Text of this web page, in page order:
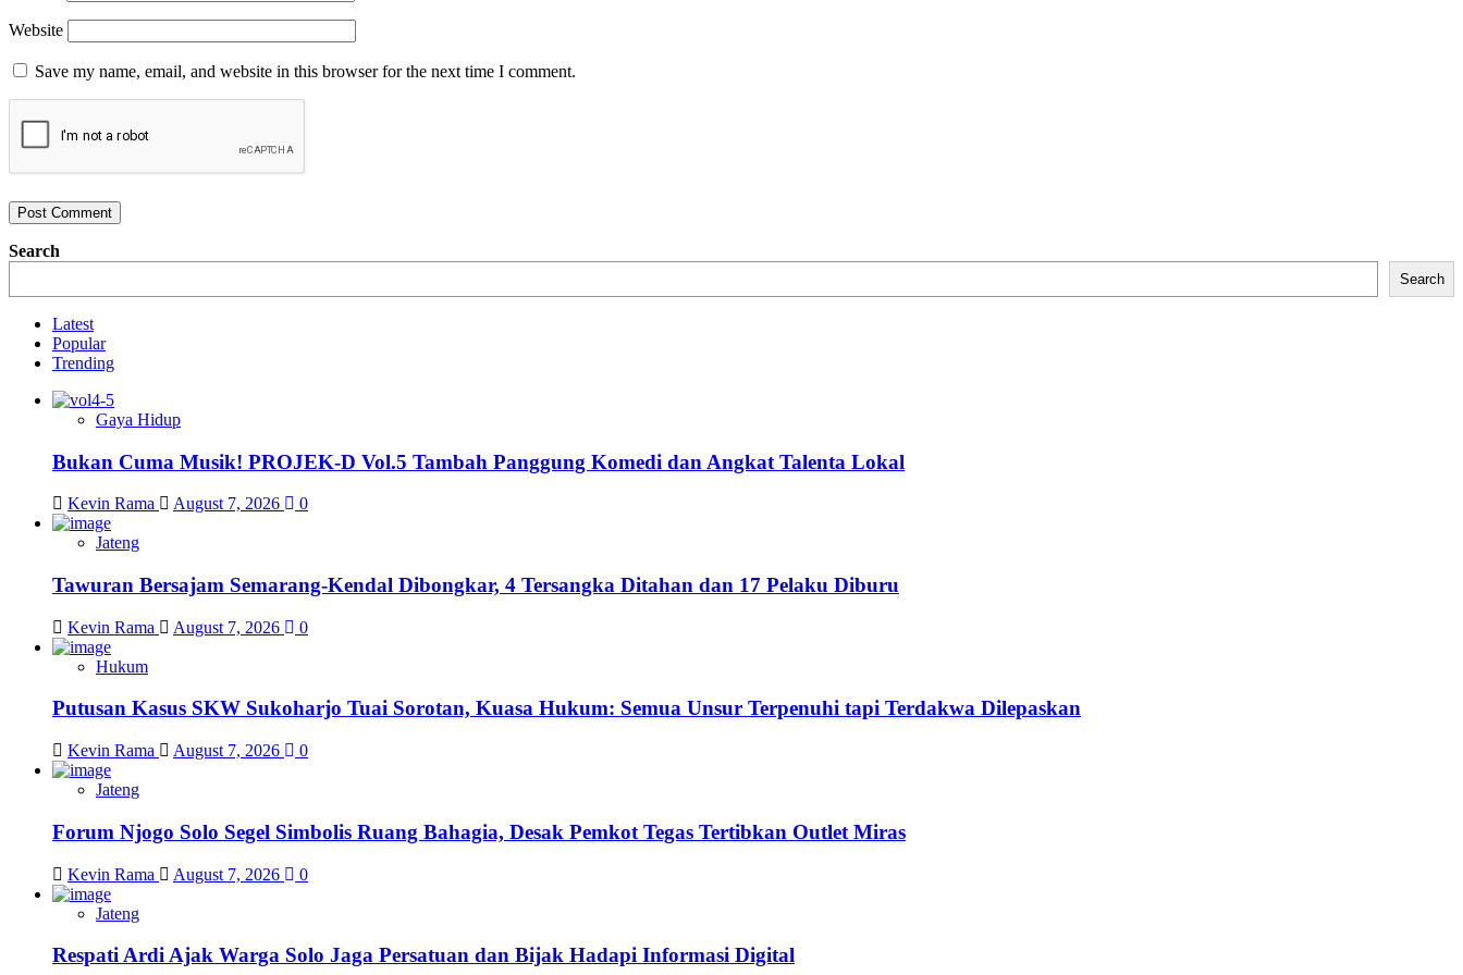
Website
Save my name, email, and website in this browser for the next time I comment.
Search
Search
Latest
Popular
Trending
Gaya Hidup
Bukan Cuma Musik! PROJEK-D Vol.5 Tambah Panggung Komedi dan Angkat Talenta Lokal
Kevin Rama August 7, 2026 0
Jateng
Tawuran Bersajam Semarang-Kendal Dibongkar, 4 Tersangka Ditahan dan 17 Pelaku Diburu
Kevin Rama August 7, 2026 0
Hukum
Putusan Kasus SKW Sukoharjo Tuai Sorotan, Kuasa Hukum: Semua Unsur Terpenuhi tapi Terdakwa Dilepaskan
Kevin Rama August 7, 2026 0
Jateng
Forum Njogo Solo Segel Simbolis Ruang Bahagia, Desak Pemkot Tegas Tertibkan Outlet Miras
Kevin Rama August 7, 2026 0
Jateng
Respati Ardi Ajak Warga Solo Jaga Persatuan dan Bijak Hadapi Informasi Digital